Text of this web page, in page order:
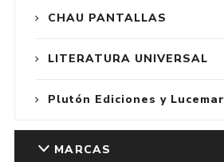
CHAU PANTALLAS
LITERATURA UNIVERSAL
Plutón Ediciones y Lucemar
MARCAS